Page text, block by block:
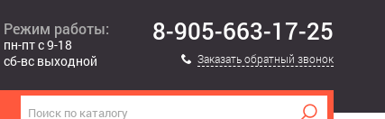
8-905-663-17-25
Заказать обратный звонок
Режим работы:
пн-пт с 9-18
сб-вс выходной